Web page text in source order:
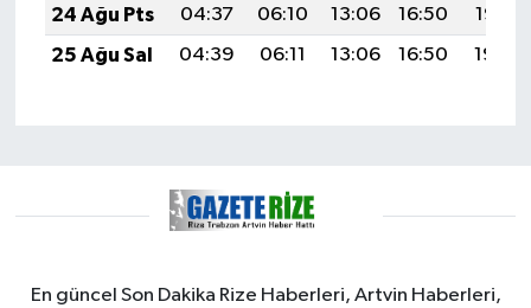
24 Ağu Pts
04:37 06:10 13:06 16:50
19:52
25 Ağu Sal
04:39 06:11 13:06 16:50 19:50
En güncel Son Dakika Rize Haberleri, Artvin Haberleri,